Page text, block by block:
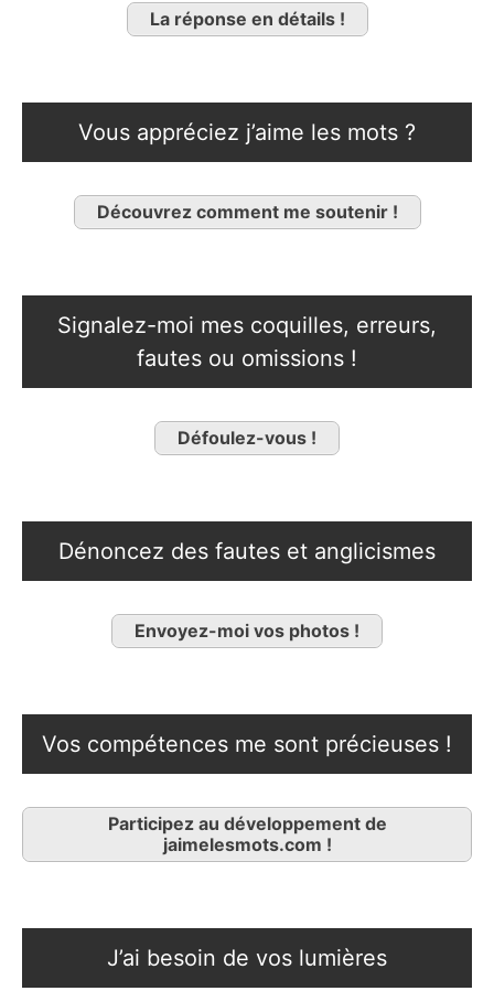
La réponse en détails !
Vous appréciez j’aime les mots ?
Découvrez comment me soutenir !
Signalez-moi mes coquilles, erreurs,
fautes ou omissions !
Défoulez-vous !
Dénoncez des fautes et anglicismes
Envoyez-moi vos photos !
Vos compétences me sont précieuses !
Participez au développement de
jaimelesmots.com !
J’ai besoin de vos lumières